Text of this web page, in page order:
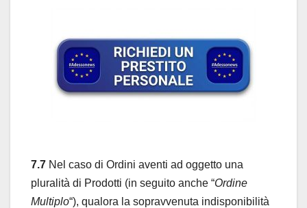
7.7 Nel caso di Ordini aventi ad oggetto una
pluralità di Prodotti (in seguito anche “Ordine
Multiplo“), qualora la sopravvenuta indisponibilità